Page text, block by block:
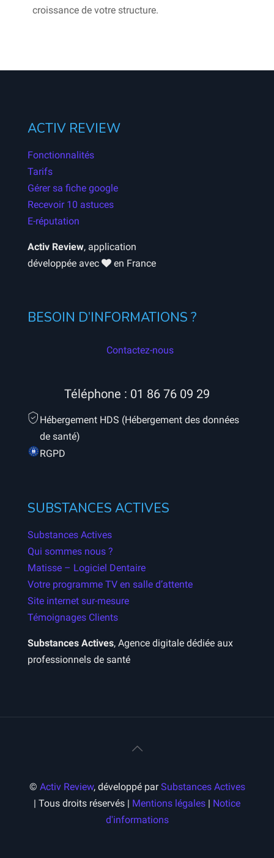
croissance de votre structure.
ACTIV REVIEW
Fonctionnalités
Tarifs
Gérer sa fiche google
Recevoir 10 astuces
E-réputation
Activ Review, application
développée avec
en France
BESOIN D’INFORMATIONS ?
Contactez-nous
Téléphone : 01 86 76 09 29
Hébergement HDS (Hébergement des données
de santé)
RGPD
SUBSTANCES ACTIVES
Substances Actives
Qui sommes nous ?
Matisse – Logiciel Dentaire
Votre programme TV en salle d’attente
Site internet sur-mesure
Témoignages Clients
Substances Actives, Agence digitale dédiée aux
professionnels de santé
© Activ Review, développé parSubstances Actives
| Tous droits réservés | Mentions légales | Notice
d'informations